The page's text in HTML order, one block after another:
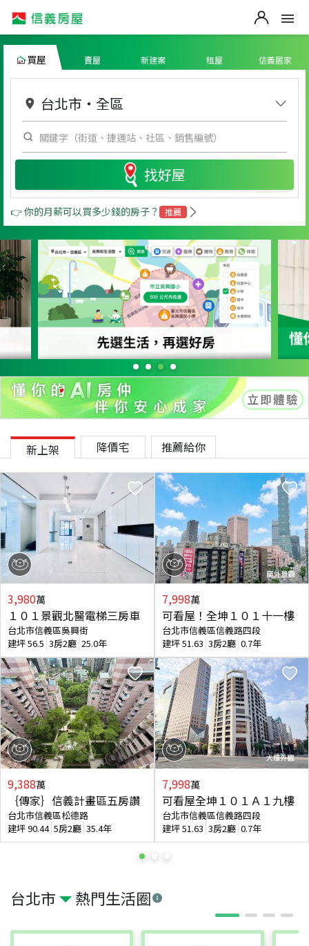
買屋 賣屋 新建案 租屋 信義居家
台北市 ・ 全區
找好屋
👉 你的月薪可以買多少錢的房子？ 推薦
台北市 熱門生活圈
新上架 降價宅 推薦給你
3,980萬
１０１景觀北醫電梯三房車
台北市信義區吳興街
建坪56.5 3房2廳 25.0年
9,388萬
｛傳家｝信義計畫區五房讚
台北市信義區松德路
建坪90.44 5房2廳 35.4年
7,998萬
可看屋！全坤１０１十一樓
台北市信義區信義路四段
建坪51.63 3房2廳 0.7年
7,998萬
可看屋全坤１０１Ａ１九樓
台北市信義區信義路四段
建坪51.63 3房2廳 0.7年